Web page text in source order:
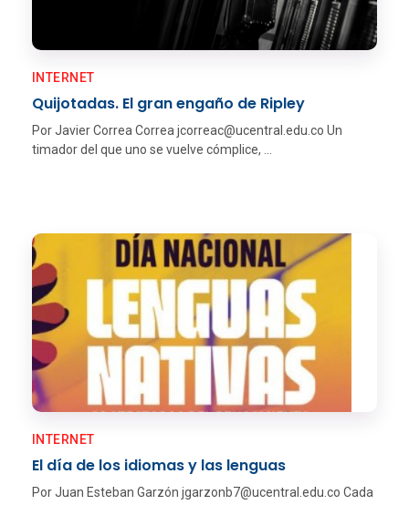
Quijotadas. El gran engaño de Ripley
INTERNET
Por Javier Correa Correa jcorreac@ucentral.edu.co Un
timador del que uno se vuelve cómplice, ...
El día de los idiomas y las lenguas
INTERNET
Por Juan Esteban Garzón jgarzonb7@ucentral.edu.co Cada